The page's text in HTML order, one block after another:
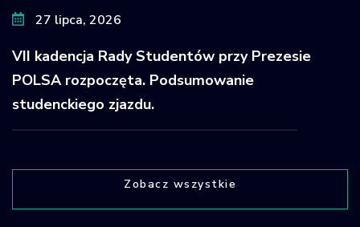
27 lipca, 2026
VII kadencja Rady Studentów przy Prezesie
POLSA rozpoczęta. Podsumowanie
studenckiego zjazdu.
Zobacz wszystkie